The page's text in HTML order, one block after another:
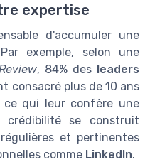
expertise
d'accumuler une
exemple, selon une
, 84% des leaders
consacré plus de 10 ans
qui leur confère une
crédibilité se construit
et pertinentes
comme LinkedIn.